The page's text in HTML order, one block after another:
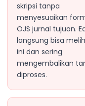
skripsi tanpa
menyesuaikan
OJS jurnal tujuan.
langsung bisa
ini dan sering
mengembalikan
diproses.